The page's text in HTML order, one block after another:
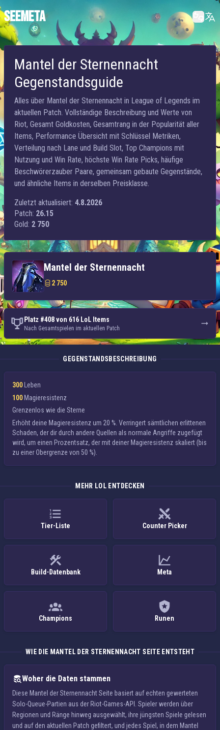
SEEMETA
Mantel der Sternennacht
Gegenstandsguide
Alles über Mantel der Sternennacht in League of Legends im
aktuellen Patch. Vollständige Beschreibung und Werte von
Riot, Gesamt Goldkosten, Gesamtrang in der Popularität aller
Items, Performance Übersicht mit Schlüssel Metriken,
Verteilung nach Lane und Build Slot, Top Champions mit
Nutzung und Win Rate, höchste Win Rate Picks, häufige
Beschwörerzauber Paare, gemeinsam gebaute Gegenstände,
und ähnliche Items in derselben Preisklasse.
Zuletzt aktualisiert: 4.8.2026
Patch: 26.15
Gold: 2 750
Mantel der Sternennacht
2 750
Platz #408 von 616 LoL Items
Nach Gesamtspielen im aktuellen Patch
GEGENSTANDSBESCHREIBUNG
300 Leben
100Magieresistenz
Grenzenlos wie die Sterne
Erhöht deine Magieresistenz um 20 %. Verringert sämtlichen erlittenen
Schaden, der dir durch andere Quellen als normale Angriffe zugefügt
wird, um einen Prozentsatz, der mit deiner Magieresistenz skaliert (bis
zu einer Obergrenze von 50 %).
MEHR LOL ENTDECKEN
Tier-Liste Counter Picker
Build-Datenbank Meta
Champions Runen
WIE DIE MANTEL DER STERNENNACHT SEITE ENTSTEHT
Woher die Daten stammen
Diese Mantel der Sternennacht Seite basiert auf echten gewerteten
Solo-Queue-Partien aus der Riot-Games-API. Spieler werden über
Regionen und Ränge hinweg ausgewählt, ihre jüngsten Spiele gelesen
und auf den aktuellen Patch gefiltert, und jedes Spiel, in dem Mantel